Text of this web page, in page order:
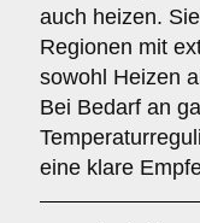
auch heizen.
Regionen mit
sowohl Heizen
Bei Bedarf an
eine klare